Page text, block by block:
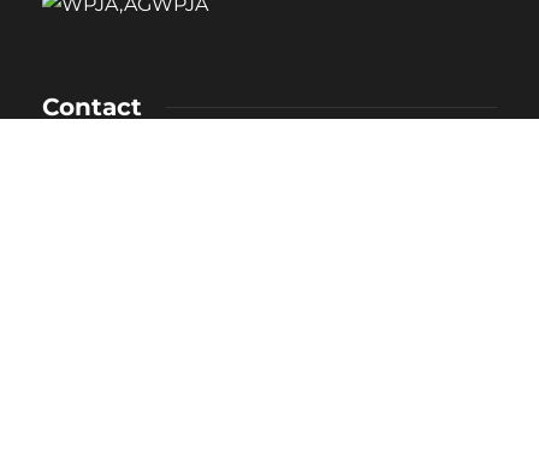
Contact